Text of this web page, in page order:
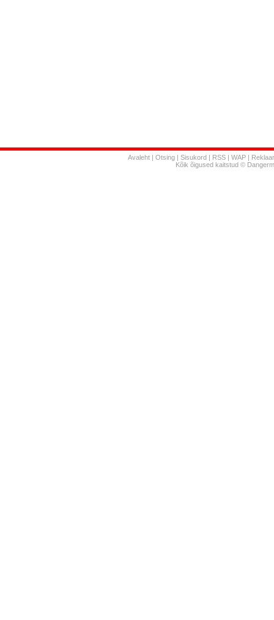
Avaleht | Otsing| Sisukord | RSS | WAP|
Kõik õigused kaitstud ©